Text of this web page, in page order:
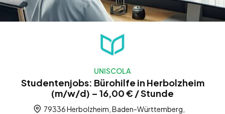
UNISCOLA
Studentenjobs: Bürohilfe in Herbolzheim
(m/w/d) – 16,00 € / Stunde
79336 Herbolzheim, Baden-Württemberg,